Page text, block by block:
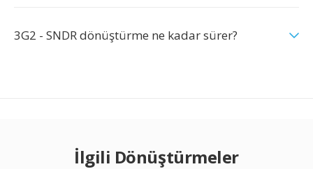
3G2 - SNDR dönüştürme ne kadar sürer?
İlgili Dönüştürmeler